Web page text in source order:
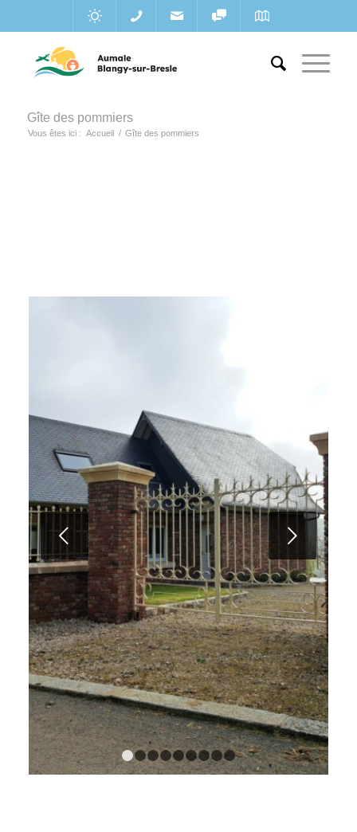
Gîte des pommiers
Vous êtes ici : Accueil / Gîte des pommiers
Suivant
1 2 3 4 5 6 7 8 9